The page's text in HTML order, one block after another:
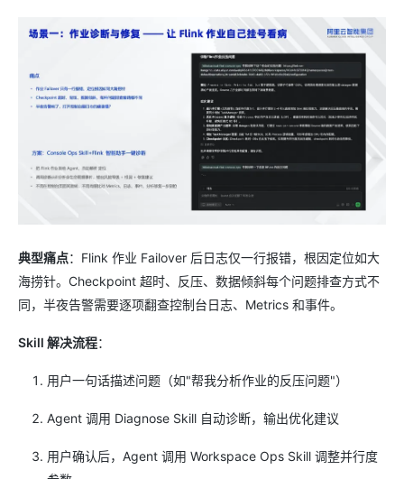
典型痛点：Flink 作业 Failover 后日志仅一行报错，根因定位如大
海捞针。Checkpoint 超时、反压、数据倾斜每个问题排查方式不
同，半夜告警需要逐项翻查控制台日志、Metrics 和事件。
Skill 解决流程：
用户一句话描述问题（如"帮我分析作业的反压问题"）
Agent 调用 Diagnose Skill 自动诊断，输出优化建议
用户确认后，Agent 调用 Workspace Ops Skill 调整并行度